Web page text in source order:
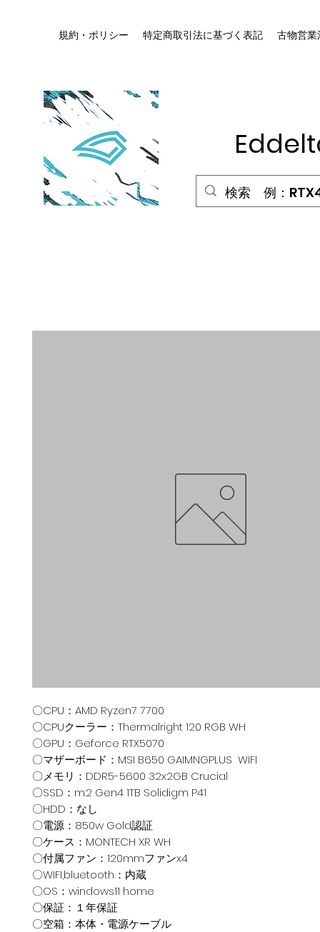
規約・ポリシー 特定商取引法に基づく表記 古物営
〇CPU：AMD Ryzen7 7700
〇CPUクーラー：Thermalright 120 RGB WH
〇GPU：Geforce RTX5070
〇マザーボード：MSI B650 GAIMNGPLUS WIFI
〇メモリ：DDR5-5600 32x2GB Crucial
〇SSD：m.2 Gen4 1TB Solidigm P41
〇HDD：なし
〇電源：850w Gold認証
〇ケース：MONTECH XR WH
〇付属ファン：120mmファンx4
〇WIFI,bluetooth：内蔵
〇OS：windows11 home
〇保証：１年保証
〇空箱：本体・電源ケーブル